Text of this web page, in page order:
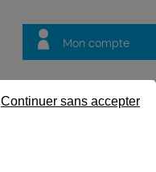
Mon compte
questions
Continuer sans accepter